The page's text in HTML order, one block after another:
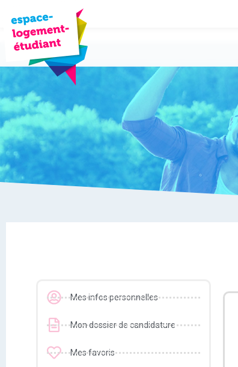
Mes infos personnelles
Mon dossier de candidature
Mes favoris